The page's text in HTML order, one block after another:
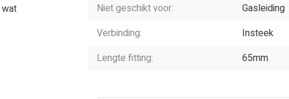
Niet geschikt voor:
Gasleiding
Verbinding:
Insteek
Lengte fitting:
65mm